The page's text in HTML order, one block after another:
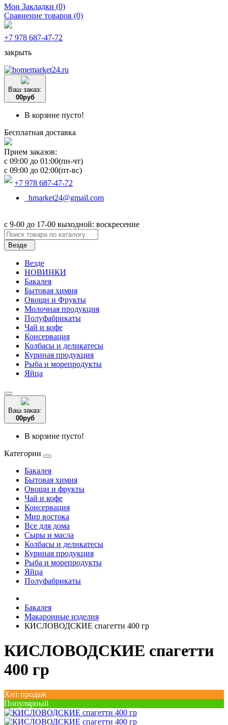
Мои Закладки (0)
Сравнение товаров (0)
+7 978 687-47-72
закрыть
Ваш заказ:
00руб
В корзине пусто!
Бесплатная доставка
Прием заказов:
c 09:00 до 01:00(пн-чт)
c 09:00 до 02:00(пт-вс)
+7 978 687-47-72
hmarket24@gmail.com
с 9-00 до 17-00 выходной: воскресение
Везде
Везде
НОВИНКИ
Бакалея
Бытовая химия
Овощи и Фрукты
Молочная продукция
Полуфабрикаты
Чай и кофе
Консервация
Колбасы и деликатесы
Куриная продукция
Рыба и морепродукты
Яйца
Ваш заказ:
00руб
В корзине пусто!
Категории
Бакалея
Бытовая химия
Овощи и фрукты
Чай и кофе
Консервация
Мир востока
Все для дома
Сыры и масла
Колбасы и деликатесы
Куриная продукция
Рыба и морепродукты
Яйца
Полуфабрикаты
Бакалея
Макаронные изделия
КИСЛОВОДСКИЕ спагетти 400 гр
КИСЛОВОДСКИЕ спагетти
400 гр
Хит продаж
Популярный